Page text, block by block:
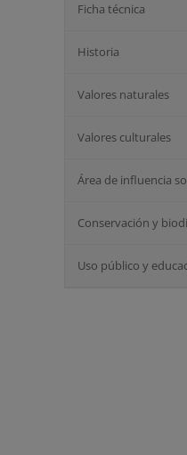
Ficha técnica
Historia
Valores naturales
Valores culturales
Área de influencia
Conservación y
Uso público y